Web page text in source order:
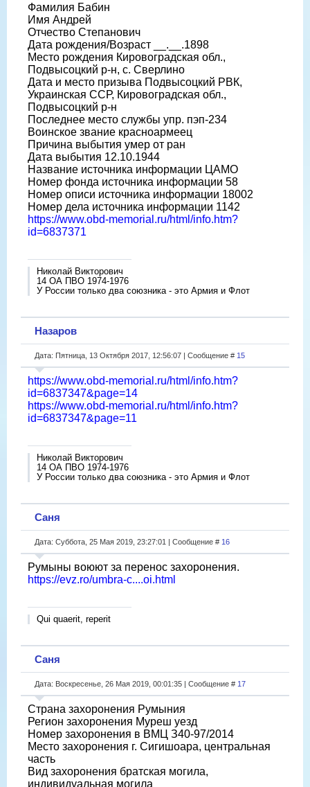
Фамилия Бабин
Имя Андрей
Отчество Степанович
Дата рождения/Возраст __.__.1898
Место рождения Кировоградская обл.,
Подвысоцкий р-н, с. Сверлино
Дата и место призыва Подвысоцкий РВК,
Украинская ССР, Кировоградская обл.,
Подвысоцкий р-н
Последнее место службы упр. пэп-234
Воинское звание красноармеец
Причина выбытия умер от ран
Дата выбытия 12.10.1944
Название источника информации ЦАМО
Номер фонда источника информации 58
Номер описи источника информации 18002
Номер дела источника информации 1142
https://www.obd-memorial.ru/html/info.htm?
id=6837371
Николай Викторович
14 ОА ПВО 1974-1976
У России только два союзника - это Армия и Флот
Назаров
Дата: Пятница, 13 Октября 2017, 12:56:07 | Сообщение # 15
https://www.obd-memorial.ru/html/info.htm?
id=6837347&page=14
https://www.obd-memorial.ru/html/info.htm?
id=6837347&page=11
Николай Викторович
14 ОА ПВО 1974-1976
У России только два союзника - это Армия и Флот
Саня
Дата: Суббота, 25 Мая 2019, 23:27:01 | Сообщение # 16
Румыны воюют за перенос захоронения.
https://evz.ro/umbra-c....oi.html
Qui quaerit, reperit
Саня
Дата: Воскресенье, 26 Мая 2019, 00:01:35 | Сообщение # 17
Страна захоронения Румыния
Регион захоронения Муреш уезд
Номер захоронения в ВМЦ З40-97/2014
Место захоронения г. Сигишоара, центральная
часть
Вид захоронения братская могила,
индивидуальная могила